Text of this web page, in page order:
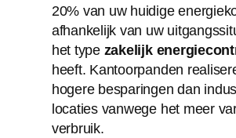
20% van uw huidige
afhankelijk van uw
het type zakelijk
heeft. Kantoorpanden
hogere besparingen dan
locaties vanwege het meer
verbruik.